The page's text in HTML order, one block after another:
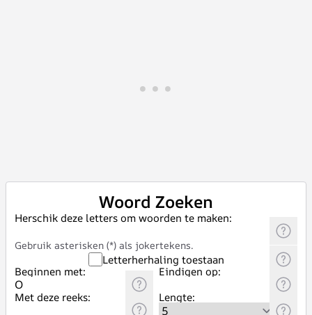
Woord Zoeken
Herschik deze letters om woorden te maken:
Gebruik asterisken (*) als jokertekens.
Letterherhaling toestaan
Beginnen met:
Eindigen op:
Met deze reeks:
Lengte: